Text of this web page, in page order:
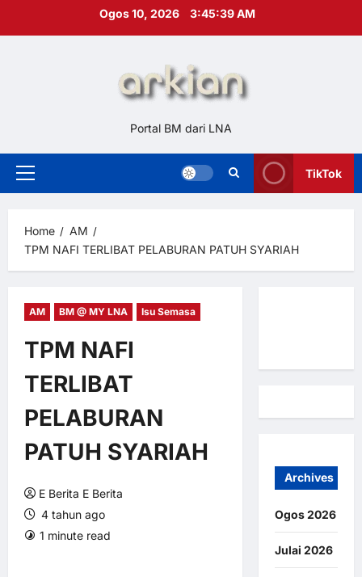
Ogos 10, 2026 3:45:40 AM
Portal BM dari LNA
Primary
TikTok
Home
AM
TPM NAFI TERLIBAT PELABURAN PATUH SYARIAH
AM BM @ MY LNA Isu Semasa
TPM NAFI
TERLIBAT
PELABURAN
PATUH SYARIAH
E Berita E Berita
4 tahun ago
1 minute read
Archives
Ogos 2026
Julai 2026